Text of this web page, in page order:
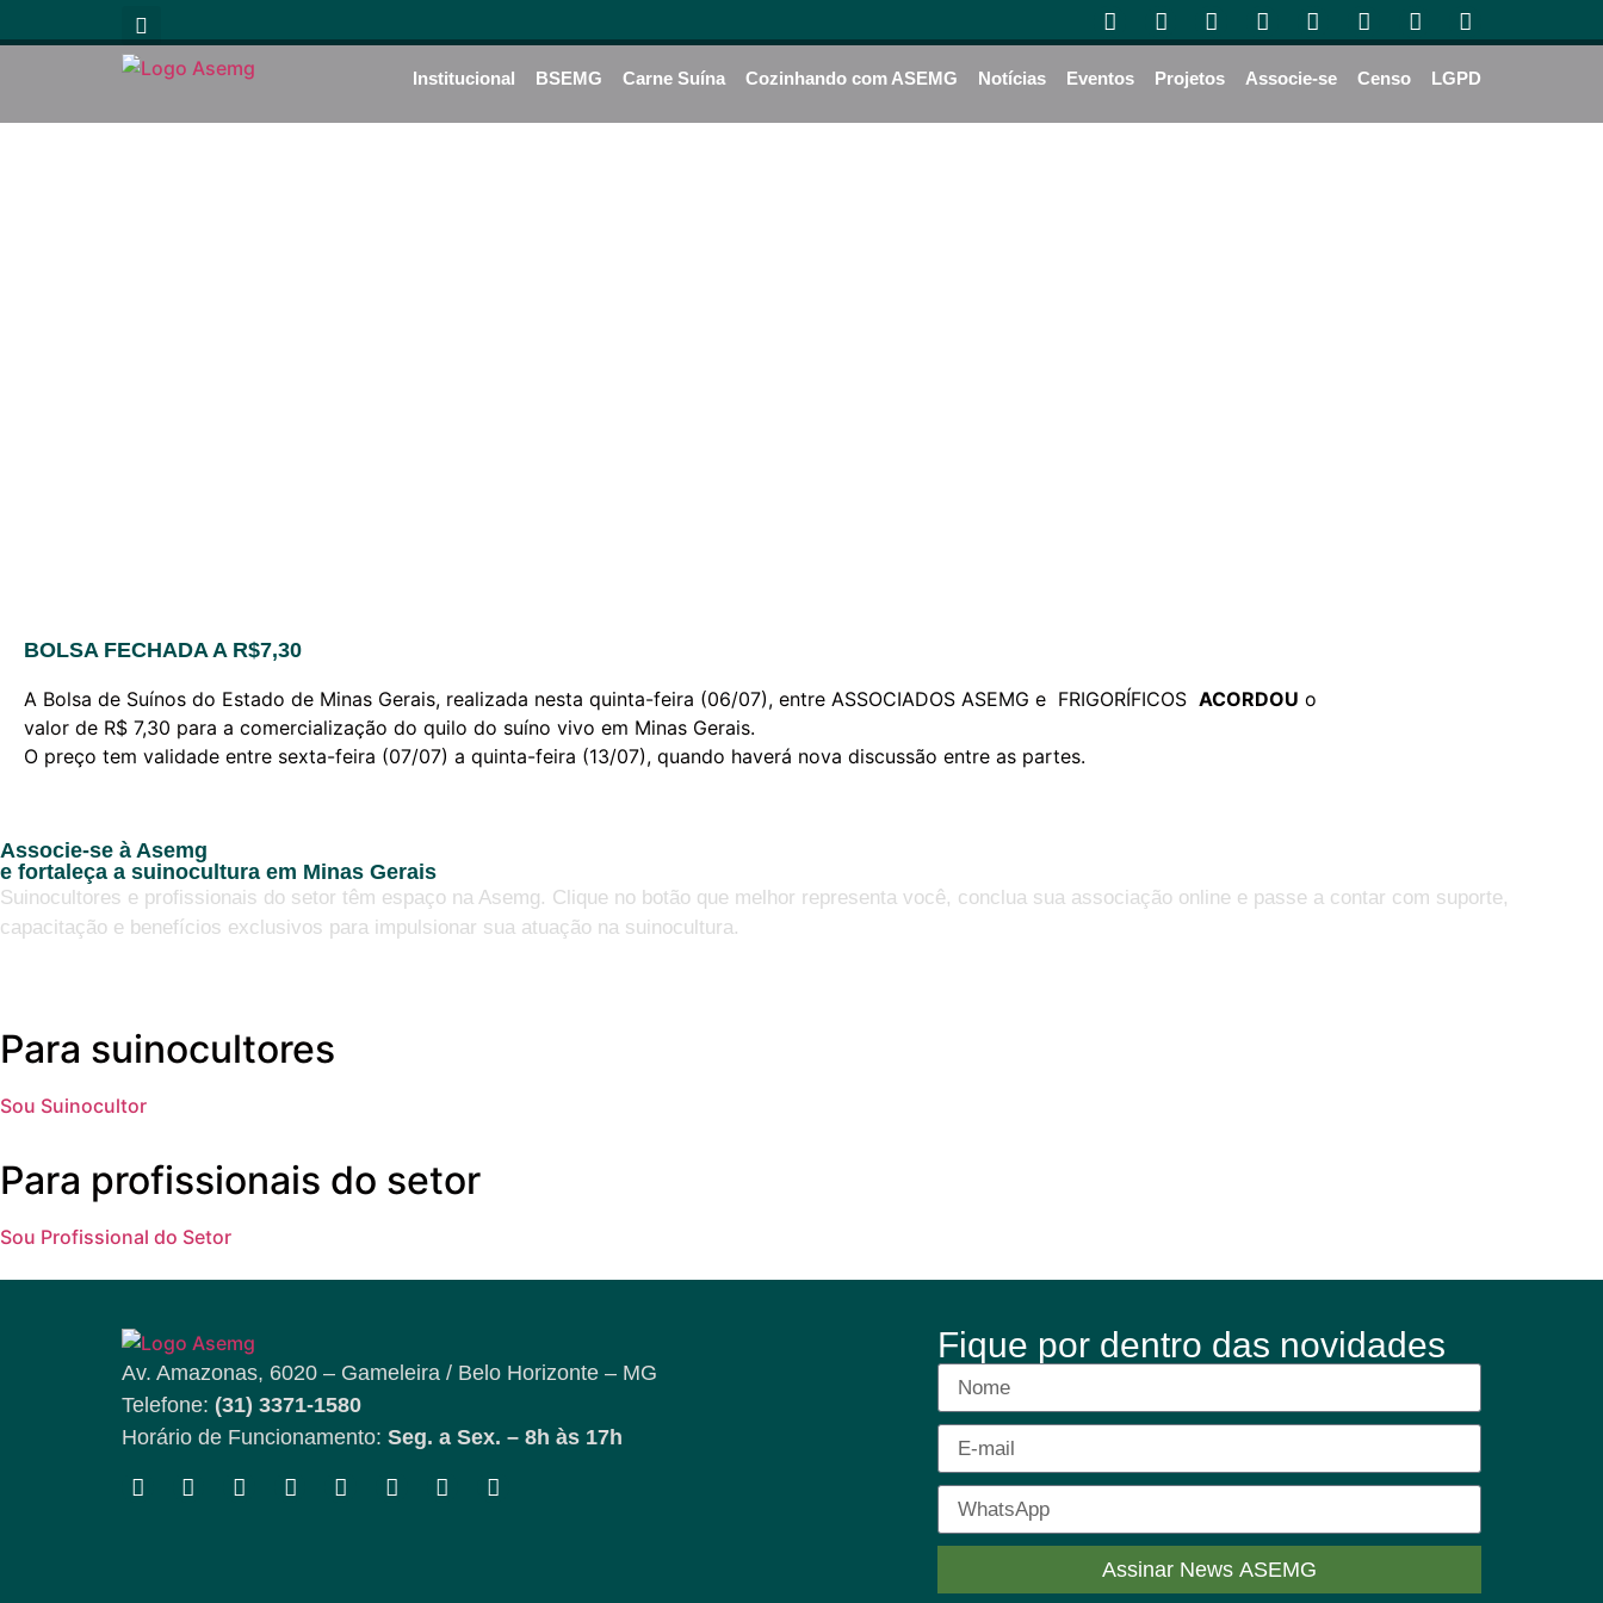
Institucional BSEMG Carne Suína Cozinhando com ASEMG Notícias Eventos Projetos Associe-se Censo LGPD
BOLSA FECHADA A R$7,30
A Bolsa de Suínos do Estado de Minas Gerais, realizada nesta quinta-feira (06/07), entre ASSOCIADOS ASEMG e FRIGORÍFICOS ACORDOU o
valor de R$ 7,30 para a comercialização do quilo do suíno vivo em Minas Gerais.
O preço tem validade entre sexta-feira (07/07) a quinta-feira (13/07), quando haverá nova discussão entre as partes.
Associe-se à Asemg
e fortaleça a suinocultura em Minas Gerais
Suinocultores e profissionais do setor têm espaço na Asemg. Clique no botão que melhor representa você, conclua sua associação online e passe a contar com suporte,
capacitação e benefícios exclusivos para impulsionar sua atuação na suinocultura.
Para suinocultores
Sou Suinocultor
Para profissionais do setor
Sou Profissional do Setor
Av. Amazonas, 6020 – Gameleira / Belo Horizonte – MG
Telefone: (31) 3371-1580
Horário de Funcionamento: Seg. a Sex. – 8h às 17h
Fique por dentro das novidades
Assinar News ASEMG